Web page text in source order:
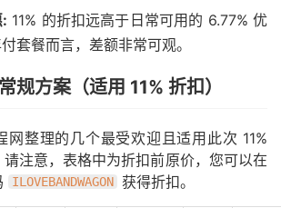
11% 的折扣远高于日常可用的 6.77% 优
套餐而言，差额非常可观。
规方案（适用 11% 折扣）
网整理的几个最受欢迎且适用此次 11%
注意，表格中为折扣前原价，您可以在
ILOVEBANDWAGON 获得折扣。